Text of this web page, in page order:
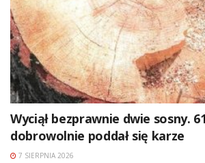
Wyciął bezprawnie dwie sosny.
dobrowolnie poddał się karze
7 SIERPNIA 2026